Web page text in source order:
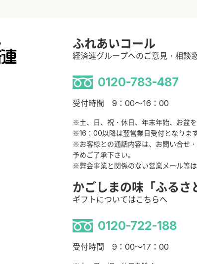
ふれあいコール
経済連グループへのご意見・相談
0120-783-487
受付時間 9：00～16：00
※土、日、祝・休日、年末年始、お盆を
※16：00以降は翌営業日受付となります
※お客様との通話内容は、お問い合せ
予めご了承下さい。
※弊会事業と関係のない営業メール等
かごしまの味「ふるさ
ギフトについてはこちらへ
0120-722-188
受付時間 9：00～17：00